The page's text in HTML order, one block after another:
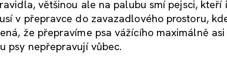
většinou ale na palubu smí pejsci,
v přepravce do zavazadlového prostoru,
že přepravíme psa vážícího maximálně
psy nepřepravují vůbec.